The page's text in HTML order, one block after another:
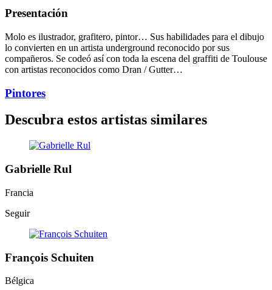
Presentación
Molo es ilustrador, grafitero, pintor… Sus habilidades para el dibujo
lo convierten en un artista underground reconocido por sus
compañeros. Se codeó así con toda la escena del graffiti de Toulouse
con artistas reconocidos como Dran / Gutter…
Pintores
Descubra estos artistas similares
Gabrielle Rul
Francia
Seguir
François Schuiten
Bélgica